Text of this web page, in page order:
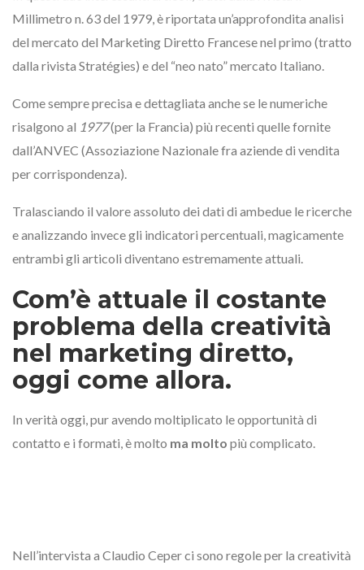
Millimetro n. 63 del 1979, è riportata un’approfondita analisi
del mercato del Marketing Diretto Francese nel primo (tratto
dalla rivista Stratégies) e del “neo nato” mercato Italiano.
Come sempre precisa e dettagliata anche se le numeriche
risalgono al 1977(per la Francia) più recenti quelle fornite
dall’ANVEC (Assoziazione Nazionale fra aziende di vendita
per corrispondenza).
Tralasciando il valore assoluto dei dati di ambedue le ricerche
e analizzando invece gli indicatori percentuali, magicamente
entrambi gli articoli diventano estremamente attuali.
Com’è attuale il costante
problema della creatività
nel marketing diretto,
oggi come allora.
In verità oggi, pur avendo moltiplicato le opportunità di
contatto e i formati, è molto ma molto più complicato.
Nell’intervista a Claudio Ceper ci sono regole per la creatività